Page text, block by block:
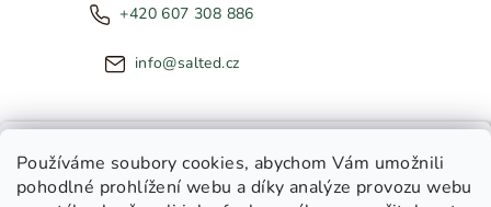
Používáme soubory cookies, abychom Vám umožnili
pohodlné prohlížení webu a díky analýze provozu webu
+420 607 308 886
info@salted.cz
NOVINKY ZE SALTED